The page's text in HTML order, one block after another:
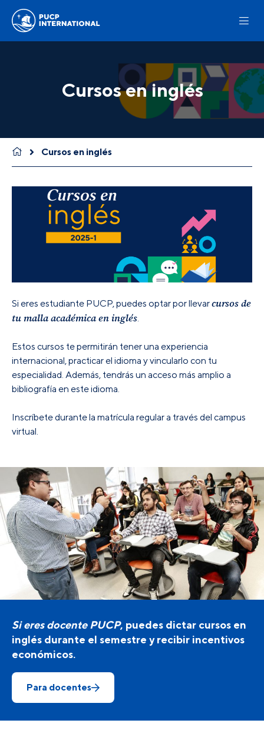
Cursos en inglés
Cursos en inglés
Si eres estudiante PUCP, puedes optar por llevarcursos de
tu malla académica en inglés
Estos cursos te permitirán tener una experiencia
internacional, practicar el idioma y vincularlo con tu
especialidad. Además, tendrás un acceso más amplio a
bibliografía en este idioma.
Inscríbete durante la matrícula regular a través del campus
virtual.
Si eres docente PUCP, puedes dictar cursos en
inglés durante el semestre y recibir incentivos
económicos.
Para docentes